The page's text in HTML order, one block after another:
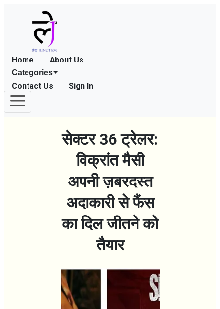
Home About Us
Categories
Contact Us Sign In
सेक्टर 36 ट्रेलर:
विक्रांत मैसी
अपनी ज़बरदस्त
अदाकारी से फैंस
का दिल जीतने को
तैयार